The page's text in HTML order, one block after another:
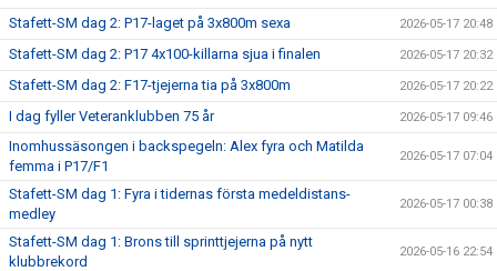
Stafett-SM dag 2: P17-laget på 3x800m sexa 2026-05-17 20:48
Stafett-SM dag 2: P17 4x100-killarna sjua i finalen 2026-05-17 20:32
Stafett-SM dag 2: F17-tjejerna tia på 3x800m 2026-05-17 20:22
I dag fyller Veteranklubben 75 år 2026-05-17 09:46
Inomhussäsongen i backspegeln: Alex fyra och Matilda
femma i P17/F1
2026-05-17 07:04
Stafett-SM dag 1: Fyra i tidernas första medeldistans-
medley
2026-05-17 00:38
Stafett-SM dag 1: Brons till sprinttjejerna på nytt
klubbrekord
2026-05-16 22:54